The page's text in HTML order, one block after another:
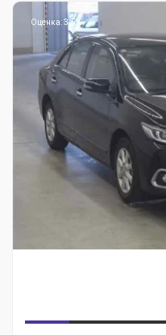
Оценка: 3.5